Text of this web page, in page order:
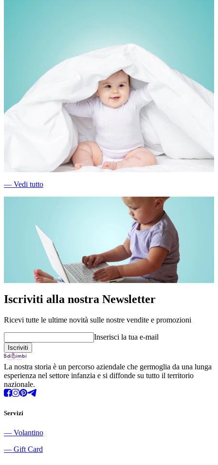
― Vedi tutto
Iscriviti alla nostra Newsletter
Ricevi tutte le ultime novità sulle nostre vendite e promozioni
Inserisci la tua e-mail
La nostra storia è un percorso aziendale che germoglia da una lunga
esperienza nel settore infanzia e si diffonde su tutto il territorio
nazionale.
Servizi
― Volantino
― Gift Card